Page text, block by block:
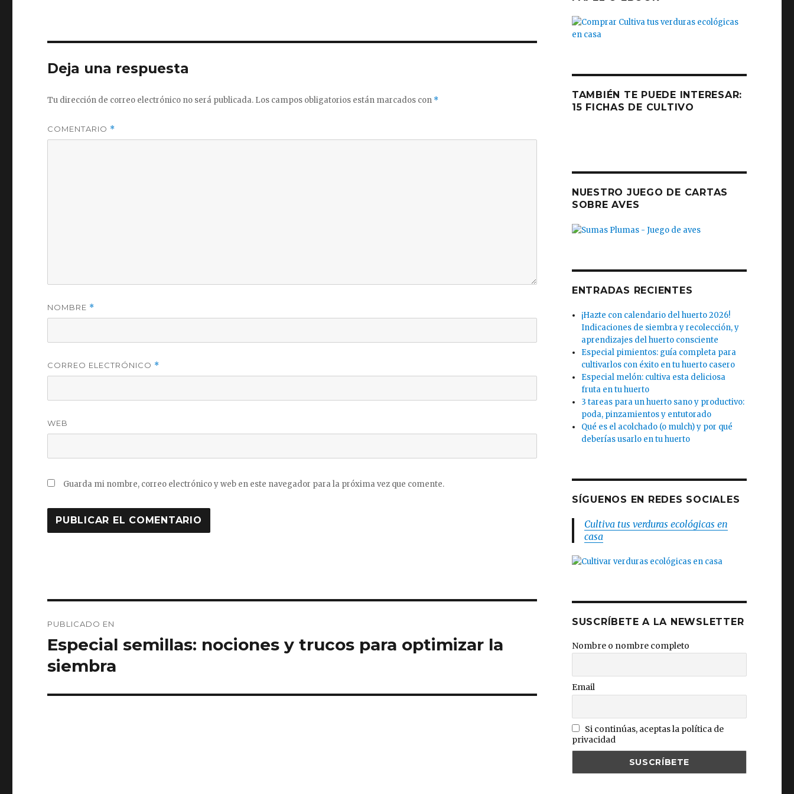
Deja una respuesta
Tu dirección de correo electrónico no será publicada. Los campos obligatorios están marcados con *
COMENTARIO *
NOMBRE *
CORREO ELECTRÓNICO *
WEB
Guarda mi nombre, correo electrónico y web en este navegador para la próxima vez que comente.
de
entradas
PUBLICADO EN
Especial semillas: nociones y trucos para optimizar la
siembra
TAMBIÉN TE PUEDE INTERESAR:
15 FICHAS DE CULTIVO
NUESTRO JUEGO DE CARTAS
SOBRE AVES
ENTRADAS RECIENTES
¡Hazte con calendario del huerto 2026!
Indicaciones de siembra y recolección, y
aprendizajes del huerto consciente
Especial pimientos: guía completa para
cultivarlos con éxito en tu huerto casero
Especial melón: cultiva esta deliciosa
fruta en tu huerto
3 tareas para un huerto sano y productivo:
poda, pinzamientos y entutorado
Qué es el acolchado (o mulch) y por qué
deberías usarlo en tu huerto
SÍGUENOS EN REDES SOCIALES
Cultiva tus verduras ecológicas en
casa
SUSCRÍBETE A LA NEWSLETTER
Nombre o nombre completo
Email
Si continúas, aceptas la política de
privacidad